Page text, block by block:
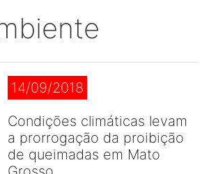
14/09/2018
Condições climáticas levam
a prorrogação da proibição
de queimadas em Mato